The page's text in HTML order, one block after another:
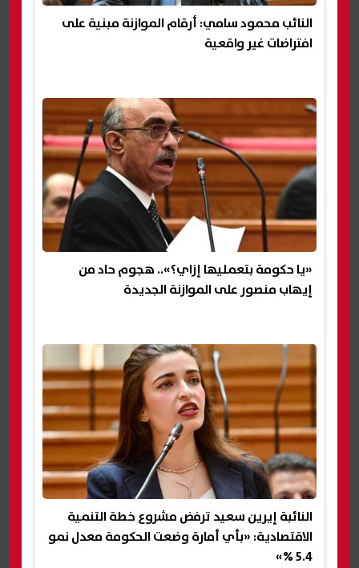
النائب محمود سامي: أرقام الموازنة مبنية على
افتراضات غير واقعية
«يا حكومة بتعمليها إزاي؟».. هجوم حاد من
إيهاب منصور على الموازنة الجديدة
النائبة إيرين سعيد ترفض مشروع خطة التنمية
الاقتصادية: «بأي أمارة وضعت الحكومة معدل نمو
5.4 %»